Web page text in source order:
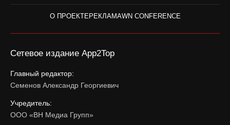
О ПРОЕКТЕ РЕКЛАМАWN CONFERENCE
Сетевое издание App2Top
Главный редактор:
Семенов Александр Георгиевич
Учредитель:
ООО «ВН Медиа Групп»